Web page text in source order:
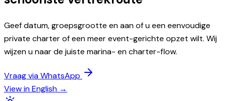
Geef datum, groepsgrootte en aan of u een eenvoudige
private charter of een meer event-gerichte opzet wilt. Wij
wijzen u naar de juiste marina- en charter-flow.
Vraag via WhatsApp
View in English →